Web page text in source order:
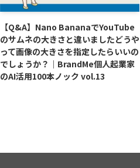
【Q&A】Nano BananaでYouTube
のサムネの大きさと違いましたどうや
って画像の大きさを指定したらいいの
でしょうか？｜BrandMe個人起業家
のAI活用100本ノック vol.13